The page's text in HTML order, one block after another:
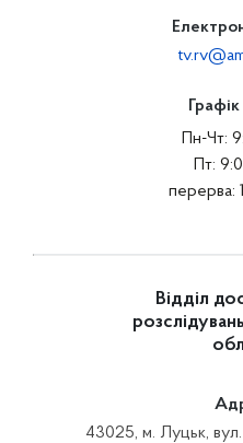
Пн-Чт:
Пт:
перерва:
Відділ
43025, м. Луцьк,